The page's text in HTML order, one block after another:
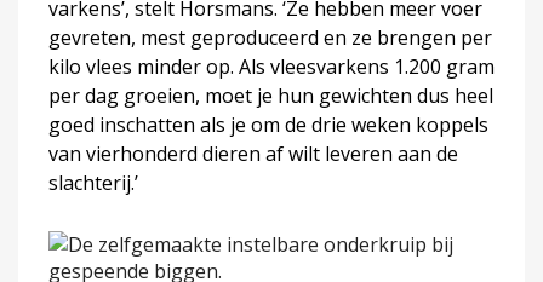
varkens’, stelt Horsmans. ‘Ze hebben meer voer
gevreten, mest geproduceerd en ze brengen per
kilo vlees minder op. Als vleesvarkens 1.200 gram
per dag groeien, moet je hun gewichten dus heel
goed inschatten als je om de drie weken koppels
van vierhonderd dieren af wilt leveren aan de
slachterij.’